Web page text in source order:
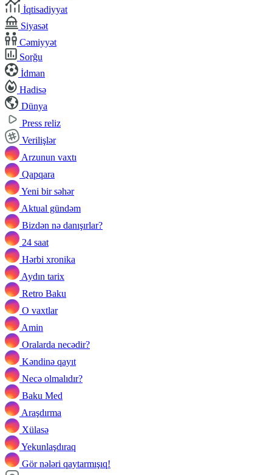
İqtisadiyyat
Siyasət
Cəmiyyət
Sorğu
İdman
Hadisə
Dünya
Press reliz
Verilişlər
Arzunun vaxtı
Qapqara
Yeni bir səhər
Aktual gündəm
Bizdən nə danışırlar?
24 saat
Hərbi xronika
Aydın tarix
Retro Baku
O vaxtlar
Amin
Oralarda necədir?
Kəndinə qayıt
Necə olmalıdır?
Baku Med
Araşdırma
Xülasə
Yekunlaşdıraq
Gör nələri qaytarmışıq!